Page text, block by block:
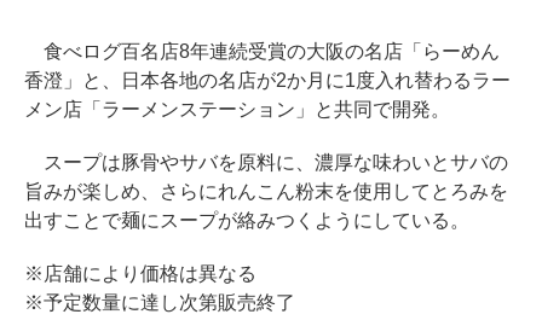
食べログ百名店8年連続受賞の大阪の名店「らーめん
香澄」と、日本各地の名店が2か月に1度入れ替わるラー
メン店「ラーメンステーション」と共同で開発。
スープは豚骨やサバを原料に、濃厚な味わいとサバの
旨みが楽しめ、さらにれんこん粉末を使用してとろみを
出すことで麺にスープが絡みつくようにしている。
※店舗により価格は異なる
※予定数量に達し次第販売終了